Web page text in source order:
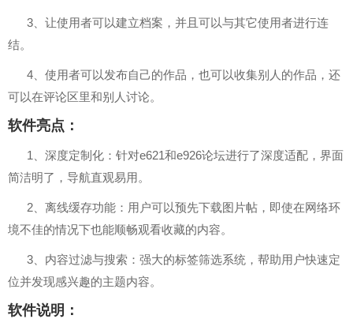
3、让使用者可以建立档案，并且可以与其它使用者进行连
结。
4、使用者可以发布自己的作品，也可以收集别人的作品，还
可以在评论区里和别人讨论。
软件亮点：
1、深度定制化：针对e621和e926论坛进行了深度适配，界面
简洁明了，导航直观易用。
2、离线缓存功能：用户可以预先下载图片帖，即使在网络环
境不佳的情况下也能顺畅观看收藏的内容。
3、内容过滤与搜索：强大的标签筛选系统，帮助用户快速定
位并发现感兴趣的主题内容。
软件说明：